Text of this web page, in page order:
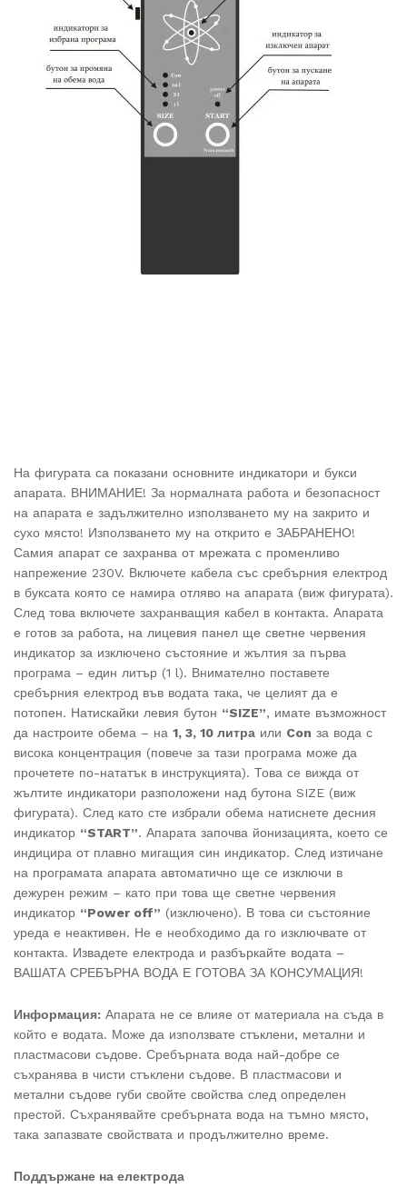
На фигурата са показани основните индикатори и букси
апарата. ВНИМАНИЕ! За нормалната работа и безопасност
на апарата е задължително използването му на закрито и
сухо място! Използването му на открито е ЗАБРАНЕНО!
Самия апарат се захранва от мрежата с променливо
напрежение 230V. Включете кабела със сребърния електрод
в буксата която се намира отляво на апарата (виж фигурата).
След това включете захранващия кабел в контакта. Апарата
е готов за работа, на лицевия панел ще светне червения
индикатор за изключено състояние и жълтия за първа
програма – един литър (1 l). Внимателно поставете
сребърния електрод във водата така, че целият да е
потопен. Натискайки левия бутон “SIZE”, имате възможност
да настроите обема – на 1, 3, 10 литра или Con за вода с
висока концентрация (повече за тази програма може да
прочетете по-нататък в инструкцията). Това се вижда от
жълтите индикатори разположени над бутона SIZE (виж
фигурата). След като сте избрали обема натиснете десния
индикатор “START”. Апарата започва йонизацията, което се
индицира от плавно мигащия син индикатор. След изтичане
на програмата апарата автоматично ще се изключи в
дежурен режим – като при това ще светне червения
индикатор “Power off” (изключено). В това си състояние
уреда е неактивен. Не е необходимо да го изключвате от
контакта. Извадете електрода и разбъркайте водата –
ВАШАТА СРЕБЪРНА ВОДА Е ГОТОВА ЗА КОНСУМАЦИЯ!
Информация: Апарата не се влияе от материала на съда в
който е водата. Може да използвате стъклени, метални и
пластмасови съдове. Сребърната вода най-добре се
съхранява в чисти стъклени съдове. В пластмасови и
метални съдове губи свойте свойства след определен
престой. Съхранявайте сребърната вода на тъмно място,
така запазвате свойствата и продължително време.
Поддържане на електрода